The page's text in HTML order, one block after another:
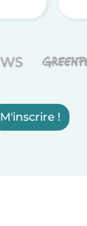
M'inscrire !